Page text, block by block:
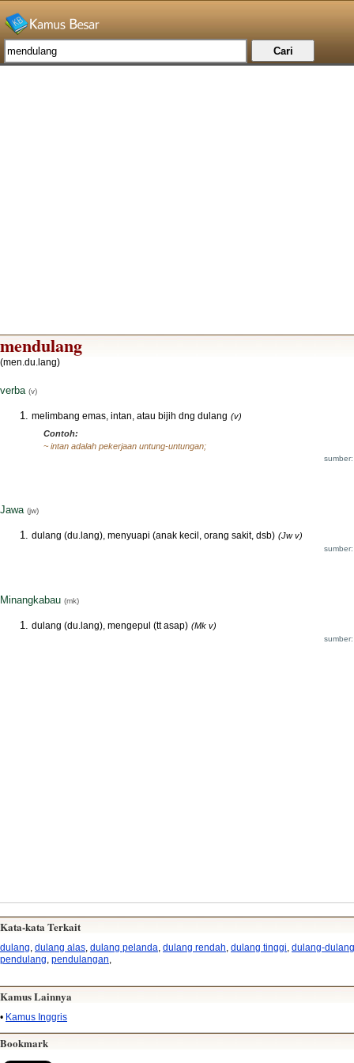
mendulang
(men.du.lang)
verba (v)
melimbang emas, intan, atau bijih dng dulang (v)
Contoh:
~ intan adalah pekerjaan untung-untungan;
Jawa (jw)
dulang (du.lang), menyuapi (anak kecil, orang sakit, dsb) (Jw v)
Minangkabau (mk)
dulang (du.lang), mengepul (tt asap) (Mk v)
Kata-kata Terkait
dulang dulang alas dulang pelanda dulang rendah dulang tinggi dulang-dulang
pendulang pendulangan
Kamus Lainnya
• Kamus Inggris
Bookmark